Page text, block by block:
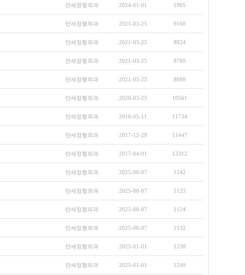
만세정형외과 2024-01-01 1905
만세정형외과 2021-03-25 9160
만세정형외과 2021-03-25 8924
만세정형외과 2021-03-25 8780
만세정형외과 2021-03-25 8698
만세정형외과 2020-03-25 10561
만세정형외과 2018-05-11 11734
만세정형외과 2017-12-29 11447
만세정형외과 2017-04-01 12312
만세정형외과 2025-08-07 1142
만세정형외과 2025-08-07 1123
만세정형외과 2025-08-07 1124
만세정형외과 2025-08-07 1132
만세정형외과 2025-01-01 1238
만세정형외과 2025-01-01 1249